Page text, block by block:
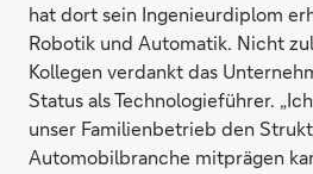
hat dort sein Ingenieurdiplom
Robotik und Automatik. Nicht
Kollegen verdankt das
Status als Technologieführer.
unser Familienbetrieb den
Automobilbranche mitprägen